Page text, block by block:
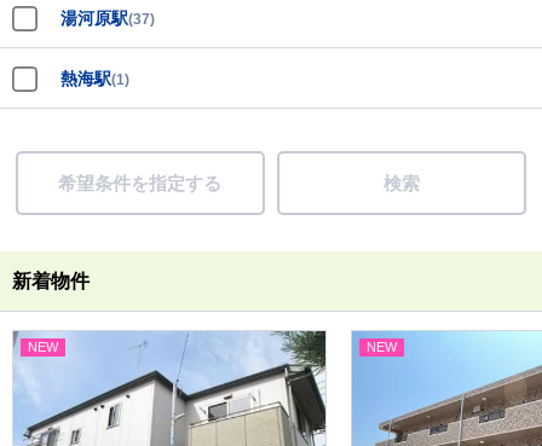
湯河原駅(37)
熱海駅(1)
希望条件を指定する 検索
新着物件
NEW NEW